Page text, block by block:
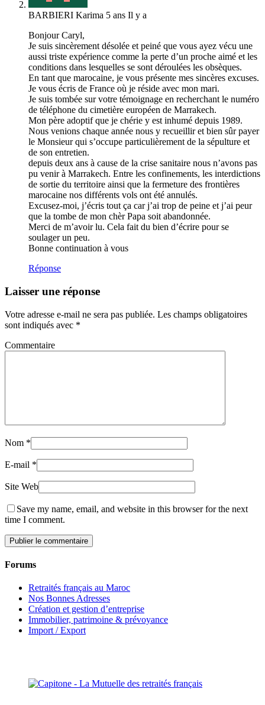
BARBIERI Karima 5 ans Il y a
Bonjour Caryl,
Je suis sincèrement désolée et peiné que vous ayez vécu une
aussi triste expérience comme la perte d’un proche aimé et les
conditions dans lesquelles se sont déroulées les obsèques.
En tant que marocaine, je vous présente mes sincères excuses.
Je vous écris de France où je réside avec mon mari.
Je suis tombée sur votre témoignage en recherchant le numéro
de téléphone du cimetière européen de Marrakech.
Mon père adoptif que je chérie y est inhumé depuis 1989.
Nous venions chaque année nous y recueillir et bien sûr payer
le Monsieur qui s’occupe particulièrement de la sépulture et
de son entretien.
depuis deux ans à cause de la crise sanitaire nous n’avons pas
pu venir à Marrakech. Entre les confinements, les interdictions
de sortie du territoire ainsi que la fermeture des frontières
marocaine nos différents vols ont été annulés.
Excusez-moi, j’écris tout ça car j’ai trop de peine et j’ai peur
que la tombe de mon chèr Papa soit abandonnée.
Merci de m’avoir lu. Cela fait du bien d’écrire pour se
soulager un peu.
Bonne continuation à vous
Réponse
Laisser une réponse
Votre adresse e-mail ne sera pas publiée. Les champs obligatoires
sont indiqués avec *
Commentaire
Nom *
E-mail *
Site Web
Save my name, email, and website in this browser for the next
time I comment.
Forums
Retraités français au Maroc
Nos Bonnes Adresses
Création et gestion d’entreprise
Immobilier, patrimoine & prévoyance
Import / Export